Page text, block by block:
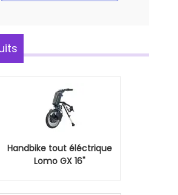
Handbike tout éléctrique
Lomo GX 16"